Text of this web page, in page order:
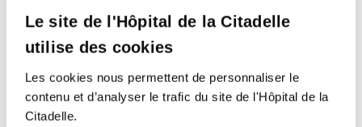
Le site de l'Hôpital de la Citadelle
utilise des cookies
Les cookies nous permettent de personnaliser le
contenu et d’analyser le trafic du site de l'Hôpital de la
Citadelle.
Soutenez notre Fondation
Votre don à la Fondation permet de
financer des projets qui améliorent
directement le bien-être des patients et
leurs proches.